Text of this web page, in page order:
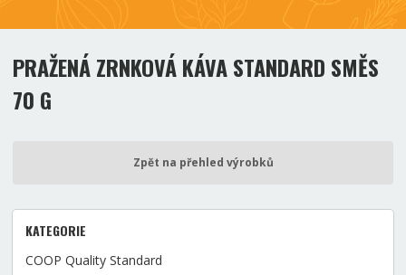
PRAŽENÁ ZRNKOVÁ KÁVA STANDARD SMĚS
70 G
Zpět na přehled výrobků
KATEGORIE
COOP Quality Standard